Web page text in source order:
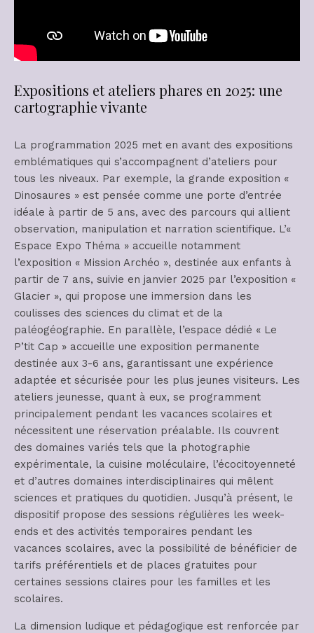
Expositions et ateliers phares en 2025: une
cartographie vivante
La programmation 2025 met en avant des expositions
emblématiques qui s’accompagnent d’ateliers pour
tous les niveaux. Par exemple, la grande exposition «
Dinosaures » est pensée comme une porte d’entrée
idéale à partir de 5 ans, avec des parcours qui allient
observation, manipulation et narration scientifique. L’«
Espace Expo Théma » accueille notamment
l’exposition « Mission Archéo », destinée aux enfants à
partir de 7 ans, suivie en janvier 2025 par l’exposition «
Glacier », qui propose une immersion dans les
coulisses des sciences du climat et de la
paléogéographie. En parallèle, l’espace dédié « Le
P’tit Cap » accueille une exposition permanente
destinée aux 3-6 ans, garantissant une expérience
adaptée et sécurisée pour les plus jeunes visiteurs. Les
ateliers jeunesse, quant à eux, se programment
principalement pendant les vacances scolaires et
nécessitent une réservation préalable. Ils couvrent
des domaines variés tels que la photographie
expérimentale, la cuisine moléculaire, l’écocitoyenneté
et d’autres domaines interdisciplinaires qui mêlent
sciences et pratiques du quotidien. Jusqu’à présent, le
dispositif propose des sessions régulières les week-
ends et des activités temporaires pendant les
vacances scolaires, avec la possibilité de bénéficier de
tarifs préférentiels et de places gratuites pour
certaines sessions claires pour les familles et les
scolaires.
La dimension ludique et pédagogique est renforcée par